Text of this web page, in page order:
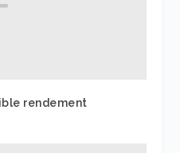
rendement